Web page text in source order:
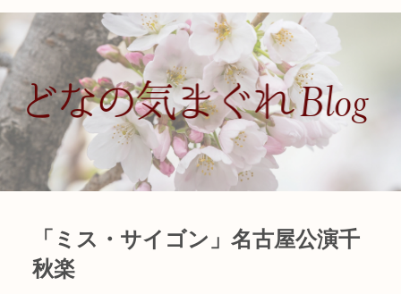
「ミス・サイゴン」名古屋公演千
秋楽